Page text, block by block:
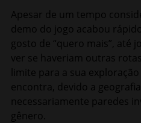
Apesar de um tempo
demo do jogo acabou
gosto de “quero mais”, até
ver se haveriam outras
limite para a sua
encontra, devido a
necessariamente paredes
gênero.